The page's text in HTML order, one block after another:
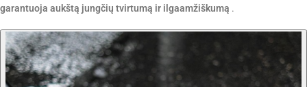
garantuoja aukštą jungčių tvirtumą ir ilgaamžiškumą .